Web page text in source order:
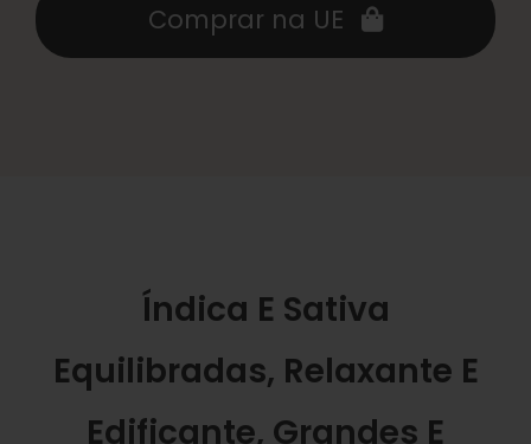
Comprar na UE
Índica E Sativa
Equilibradas, Relaxante E
Edificante, Grandes E